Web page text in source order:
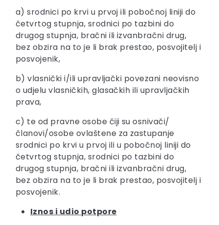
a) srodnici po krvi u prvoj ili pobočnoj liniji do
četvrtog stupnja, srodnici po tazbini do
drugog stupnja, bračni ili izvanbračni drug,
bez obzira na to je li brak prestao, posvojitelj i
posvojenik,
b) vlasnički i/ili upravljački povezani neovisno
o udjelu vlasničkih, glasačkih ili upravljačkih
prava,
c) te od pravne osobe čiji su osnivači/
članovi/osobe ovlaštene za zastupanje
srodnici po krvi u prvoj ili u pobočnoj liniji do
četvrtog stupnja, srodnici po tazbini do
drugog stupnja, bračni ili izvanbračni drug,
bez obzira na to je li brak prestao, posvojitelj i
posvojenik.
Iznos i udio potpore